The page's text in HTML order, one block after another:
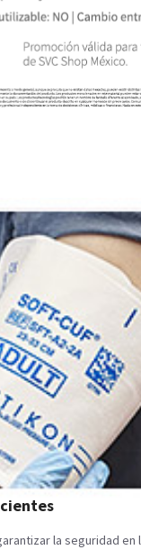
la seguridad en